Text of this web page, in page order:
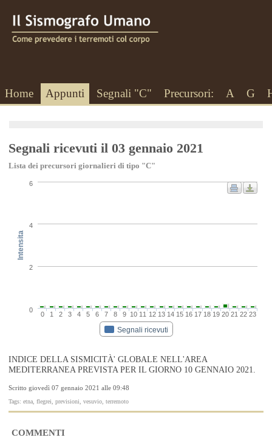
Home Appunti Segnali "C" Precursori: A G
Segnali ricevuti il 03 gennaio 2021
Lista dei precursori giornalieri di tipo "C"
Intensita
Segnali ricevuti
0 1 2 3 4 5 6 7 8 9 10 11 12 13 14 15 16 17 18 19 20 21 22 23
0
2
4
6
INDICE DELLA SISMICITÀ' GLOBALE NELL'AREA
MEDITERRANEA PREVISTA PER IL GIORNO 10 GENNAIO 2021.
Scritto giovedì 07 gennaio 2021 alle 09:48
Tags: etna, flegrei, previsioni, vesuvio, terremoto
COMMENTI